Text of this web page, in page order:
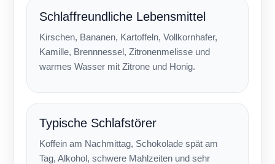
Schlaffreundliche Lebensmittel
Kirschen, Bananen, Kartoffeln, Vollkornhafer,
Kamille, Brennnessel, Zitronenmelisse und
warmes Wasser mit Zitrone und Honig.
Typische Schlafstörer
Koffein am Nachmittag, Schokolade spät am
Tag, Alkohol, schwere Mahlzeiten und sehr